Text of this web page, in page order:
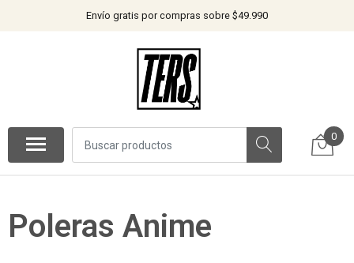
Envío gratis por compras sobre $49.990
0
Poleras Anime